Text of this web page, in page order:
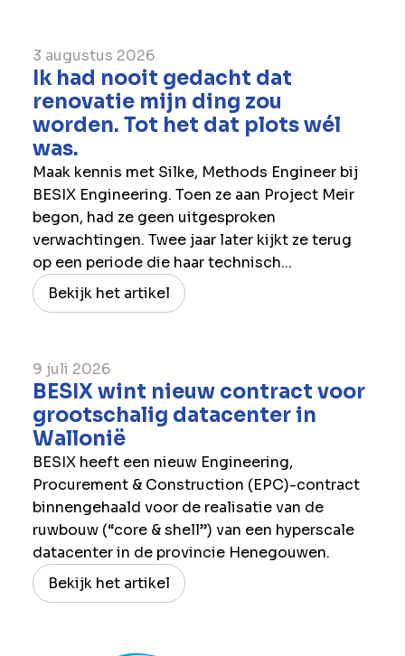
3 augustus 2026
Ik had nooit gedacht dat
renovatie mijn ding zou
worden. Tot het dat plots wél
was.
Maak kennis met Silke, Methods Engineer bij
BESIX Engineering. Toen ze aan Project Meir
begon, had ze geen uitgesproken
verwachtingen. Twee jaar later kijkt ze terug
op een periode die haar technisch...
Bekijk het artikel
9 juli 2026
BESIX wint nieuw contract voor
grootschalig datacenter in
Wallonië
BESIX heeft een nieuw Engineering,
Procurement & Construction (EPC)-contract
binnengehaald voor de realisatie van de
ruwbouw (“core & shell”) van een hyperscale
datacenter in de provincie Henegouwen.
Bekijk het artikel